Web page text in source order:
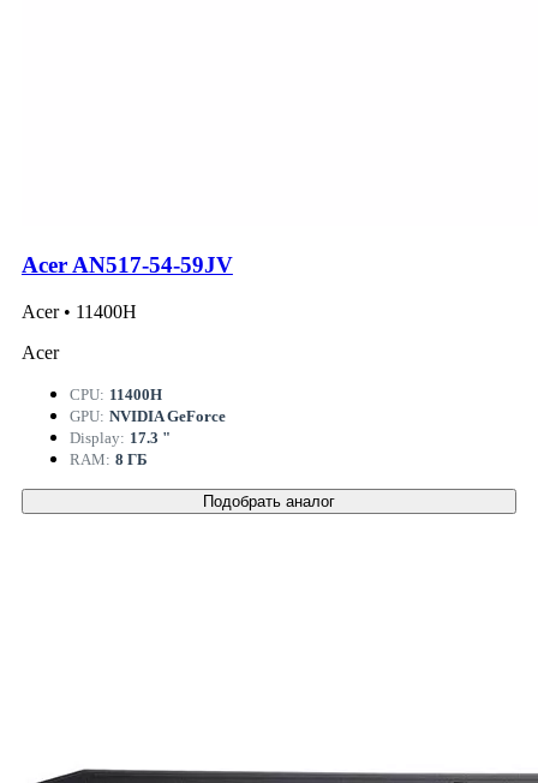
Acer AN517-54-59JV
Acer • 11400H
Acer
CPU: 11400H
GPU: NVIDIA GeForce
Display: 17.3 "
RAM: 8 ГБ
Подобрать аналог